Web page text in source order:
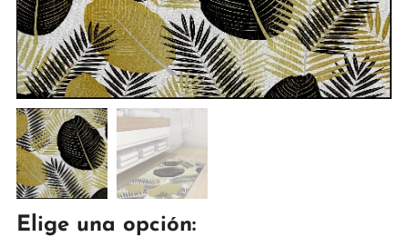
Elige una opción: